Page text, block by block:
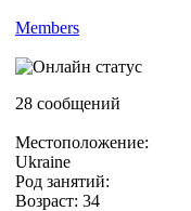
Members
28 сообщений
Местоположение:
Ukraine
Род занятий:
Возраст: 34